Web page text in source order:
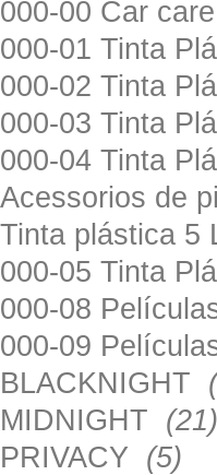
000-00 Car
000-01 Tinta
000-02 Tinta
000-03 Tinta
000-04 Tinta
Acessorios de
Tinta plástica 5
000-05 Tinta
000-08
000-09
BLACKNIGHT
MIDNIGHT (21)
PRIVACY (5)